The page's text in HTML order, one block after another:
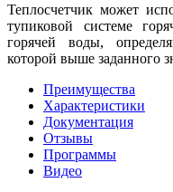
Теплосчетчик может
тупиковой системе
горячей воды,
которой выше заданного
Преимущества
Характеристики
Документация
Отзывы
Программы
Видео